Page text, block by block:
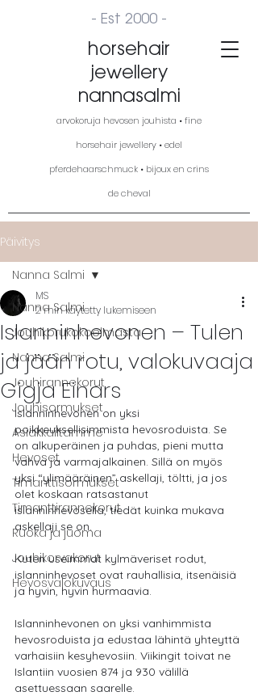
horsehair
jewellery
nannasalmi
arvokoruja hevosen jouhista • fine
horsehair jewellery • edel
pferdehaarschmuck • bijoux en crins
de cheval
- Est 2000 -
Päivitys
Nanna Salmi
Jouhikorukokoelmasta
Nanna Salmi
Jouhirannekorut
Jouhisormukset
Asiakkailtamme
Hevoset
Timanttisormukset
Timanttirannekorut
Ruoka ja juoma
Jouhikorvakorut
Hevosvalokuvaus
Nanna Salmi
Islanninhevonen – Tulen
ja jään rotu, valokuvaaja
Gigja Einars
MS
2 min käytetty lukemiseen
Islanninhevonen on yksi
poikkeuksellisimmista hevosroduista. Se
on alkuperäinen ja puhdas, pieni mutta
vahva ja varmajalkainen. Sillä on myös
yksi “ylimääräinen” askellaji, töltti, ja jos
olet koskaan ratsastanut
islanninhevosella, tiedät kuinka mukava
askellaji se on.
Kuten useimmat kylmäveriset rodut,
islanninhevoset ovat rauhallisia, itsenäisiä
ja hyvin, hyvin hurmaavia.
Islanninhevonen on yksi vanhimmista
hevosroduista ja edustaa lähintä yhteyttä
varhaisiin kesyhevosiin. Viikingit toivat ne
Islantiin vuosien 874 ja 930 välillä
asettuessaan saarelle.